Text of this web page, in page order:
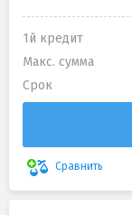
1й кредит
Макс. сумма
Срок
Сравнить